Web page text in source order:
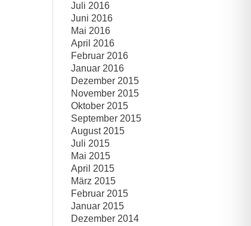
Juli 2016
Juni 2016
Mai 2016
April 2016
Februar 2016
Januar 2016
Dezember 2015
November 2015
Oktober 2015
September 2015
August 2015
Juli 2015
Mai 2015
April 2015
März 2015
Februar 2015
Januar 2015
Dezember 2014